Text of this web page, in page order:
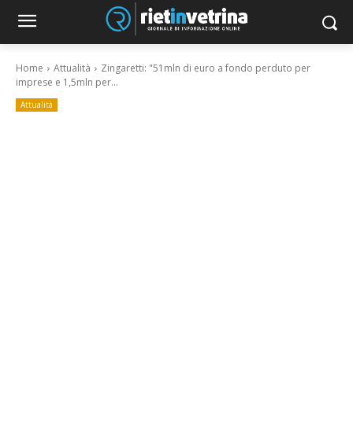
Home Attualità
Zingaretti: "51mln di euro a fondo perduto per
imprese e 1,5mln per...
Attualità